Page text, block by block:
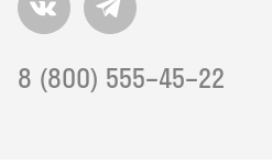
8 (800) 555–45–22